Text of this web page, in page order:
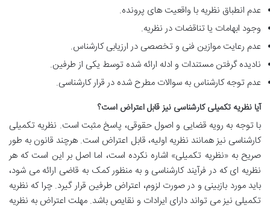
عدم انطباق نظریه با واقعیت های پرونده.
وجود ابهامات یا تناقضات در نظریه.
عدم رعایت موازین فنی و تخصصی در ارزیابی کارشناس.
نادیده گرفتن مستندات و ادله ارائه شده توسط یکی از طرفین.
عدم توجه کارشناس به سوالات مطرح شده در قرار کارشناسی.
آیا نظریه تکمیلی کارشناسی نیز قابل اعتراض است؟
با توجه به رویه قضایی و اصول حقوقی، پاسخ مثبت است. نظریه تکمیلی
کارشناسی نیز همانند نظریه اولیه، قابل اعتراض است. هرچند قانون به طور
صریح به «نظریه تکمیلی» اشاره نکرده است، اما اصل بر این است که هر
نظریه ای که در فرآیند کارشناسی و به منظور کمک به قاضی ارائه می شود،
باید مورد بازبینی و در صورت لزوم، اعتراض طرفین قرار گیرد. چرا که نظریه
تکمیلی نیز می تواند دارای ایرادات و نقایص باشد. مهلت اعتراض به نظریه